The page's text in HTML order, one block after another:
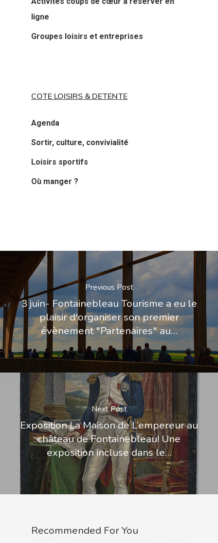
ligne
Groupes loisirs et entreprises
COTE LOISIRS & DETENTE
Agenda
Sortir, culture, convivialité
Loisirs sportifs
Où manger ?
Previous Post
3 juin- Fontainebleau Tourisme a eu le
plaisir d'organiser son premier
évènement "Partenaires" au…
Next Post
Exposition La Maison de L’empereur au
château de Fontainebleau! Une
exposition incluse dans le…
Recommended For You